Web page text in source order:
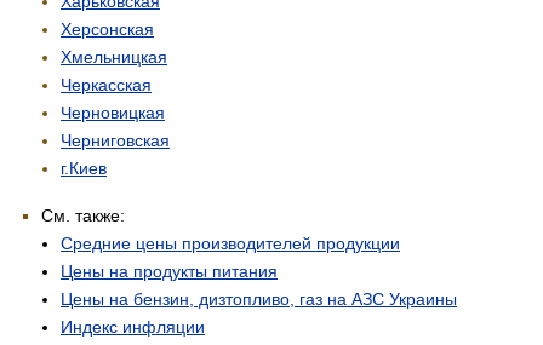
Херсонская
Хмельницкая
Черкасская
Черновицкая
Черниговская
г.Киев
См. также:
Средние цены производителей продукции
Цены на продукты питания
Цены на бензин, дизтопливо, газ на АЗС Украины
Индекс инфляции